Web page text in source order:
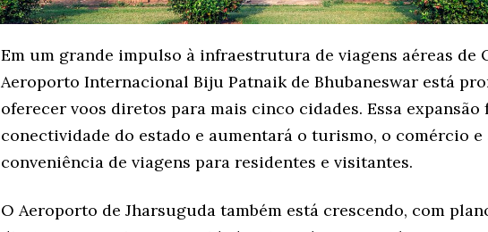
Em um grande impulso à infraestrutura de viagens aéreas de
Aeroporto Internacional Biju Patnaik de Bhubaneswar está
oferecer voos diretos para mais cinco cidades. Essa
conectividade do estado e aumentará o turismo, o comércio e
conveniência de viagens para residentes e visitantes.
O Aeroporto de Jharsuguda também está crescendo, com